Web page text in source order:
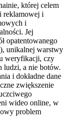
której celem
reklamowej i
i
Jej
opatentowanego
unikalnej warstwy
weryfikacji, czy
ludzi, a nie botów.
i dokładne dane
zwiększenie
wideo online, w
problem